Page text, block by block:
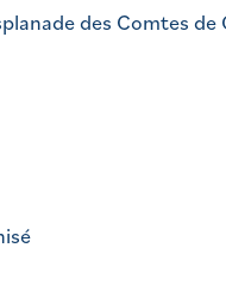
des Comtes de